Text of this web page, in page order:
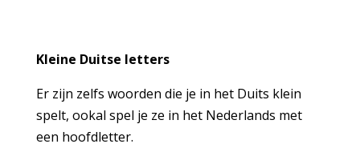
Kleine Duitse letters
Er zijn zelfs woorden die je in het Duits klein
spelt, ookal spel je ze in het Nederlands met
een hoofdletter.